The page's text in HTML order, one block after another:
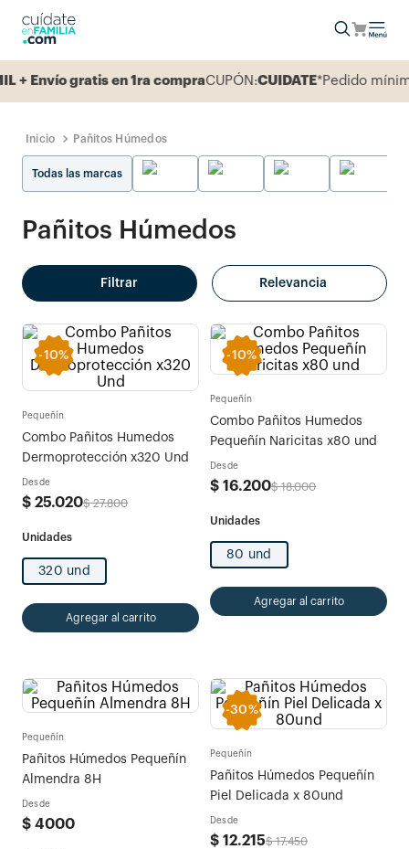
gratis en 1ra compraCUPÓN:CUIDATE*Pedido mínimo
Pañitos Húmedos
Todas las marcas
Pañitos Húmedos
Filtrar Relevancia
-10%
Pequeñín
Combo Pañitos Humedos
Dermoprotección x320 Und
Desde
$ 25.020$ 27.800
320 und
Agregar al carrito
-10%
Pequeñín
Combo Pañitos Humedos
Pequeñín Naricitas x80 und
Desde
$ 16.200$ 18.000
80 und
Agregar al carrito
Pequeñín
Pañitos Húmedos Pequeñín
Almendra 8H
Desde
$ 4000
-30%
Pequeñín
Pañitos Húmedos Pequeñín
Piel Delicada x 80und
Desde
$ 12.215$ 17.450